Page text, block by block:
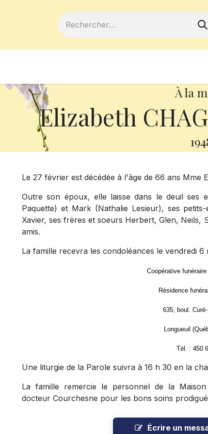
À la
Elizabeth
Le 27 février est décédée à l'âge de 66 ans Mme
Outre son époux, elle laisse dans le deuil ses
Paquette) et Mark (Nathalie Lesieur), ses
Xavier, ses frères et soeurs Herbert, Glen, Neils,
amis.
La famille recevra les condoléances le vendredi 6
Coopérative
Résidence
635, boul.
Longueuil
Tél. : 450
Une liturgie de la Parole suivra à 16 h 30 en la
La famille remercie le personnel de la
docteur Courchesne pour les bons soins
Écrire un